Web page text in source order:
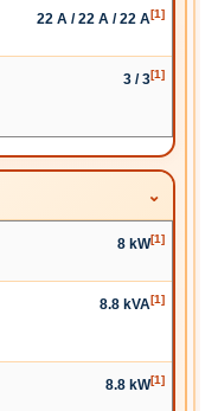
22 A / 22 A / 22 A[1]
3 / 3[1]
8 kW[1]
8.8 kVA[1]
8.8 kW[1]